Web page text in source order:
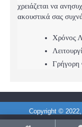
χρειάζεται να
ακουστικά σας
Χρόνος
Γρήγορη
Copyright ©